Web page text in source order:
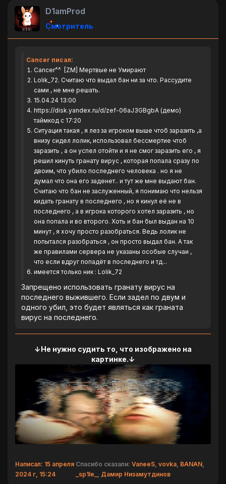
D1amProd
Смотритель
Cancer писал:
Cancer^^ [ZM] Мертвые не Умирают
Lolik_72. Считаю что выдал бан ни за что. Рассудите
сами , не мне решать.
15.04.24 13:00
https://disk.yandex.ru/d/zef-06aJ3GBgbA (демо)
таймкод c 17:20
Ситуация такая , я лез за игроком выше чтоб заразить ,а
внизу сидел лолик, использовал бессмертие чтоб
заразить , а он успел отойти и я не смог заразить его , я
решил кинуть гранату вирус , которая попала сразу по
двоим, что убило последнего человека . но я не
думал что она его заденет.. и тут же мне выдают бан.
Считаю что бан не заслуженный, я понимаю что нельзя
кидать гранату в последнего , но я кинул её не в
последнего , а в игрока которого хотел заразить , но
она попала и во второго. Хоть и бан был выдан на 10
минут , я хочу просто разобраться. Ведь лолик не
попытался разобраться , он просто выдал бан. А так
же правилами сервера не указаны особые случаи ,
что если вдруг попадёт в последнего и тд...
имеется только ник : Lolik_72
Запрещено использовать гранату вирус на
последнего выжившего. Если задел по двум и
одного убил, это будет являться как граната
вирус на последнего.
↓Не нужно судить то, что изображено на
картинке.↓
Написал: 15 апреля
2024 г, 15:24
Спасибо сказали:VaneeS,vovka, BANAN,
_sp1le_ , Дамир Низамутдинов